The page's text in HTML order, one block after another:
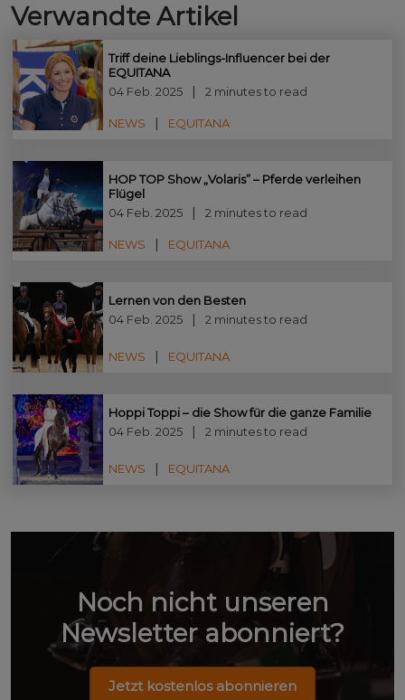
Verwandte Artikel
Triff deine Lieblings-Influencer bei der
EQUITANA
04 Feb. 2025
2 minutes to read
NEWS EQUITANA
HOP TOP Show „Volaris” – Pferde verleihen
Flügel
04 Feb. 2025
2 minutes to read
NEWS EQUITANA
Lernen von den Besten
04 Feb. 2025
2 minutes to read
NEWS EQUITANA
Hoppi Toppi – die Show für die ganze Familie
04 Feb. 2025
2 minutes to read
NEWS EQUITANA
Noch nicht unseren
Newsletter abonniert?
Jetzt kostenlos abonnieren